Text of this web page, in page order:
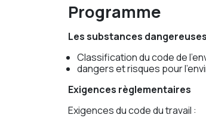
Programme
Les substances
Classification du code de
dangers et risques pour
Exigences règlementaires
Exigences du code du travail :